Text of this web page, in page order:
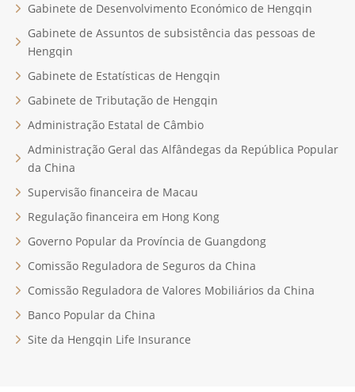
Gabinete de Desenvolvimento Económico de Hengqin
Gabinete de Assuntos de subsistência das pessoas de
Hengqin
Gabinete de Estatísticas de Hengqin
Gabinete de Tributação de Hengqin
Administração Estatal de Câmbio
Administração Geral das Alfândegas da República Popular
da China
Supervisão financeira de Macau
Regulação financeira em Hong Kong
Governo Popular da Província de Guangdong
Comissão Reguladora de Seguros da China
Comissão Reguladora de Valores Mobiliários da China
Banco Popular da China
Site da Hengqin Life Insurance